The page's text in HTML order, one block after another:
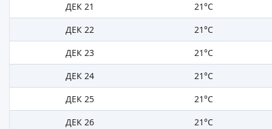
ДЕК 21
21°C
ДЕК 22
21°C
ДЕК 23
21°C
ДЕК 24
21°C
ДЕК 25
21°C
ДЕК 26
21°C